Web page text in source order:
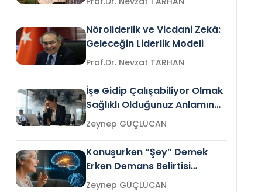
Nöroliderlik ve Vicdani Zekâ:
Geleceğin Liderlik Modeli
Prof.Dr. Nevzat TARHAN
İşe Gidip Çalışabiliyor Olmak
Sağlıklı Olduğunuz Anlamına
Gelir mi?Zeynep GÜÇLÜCAN
Konuşurken “Şey” Demek
Erken Demans Belirtisi
Olabilir mi?Zeynep GÜÇLÜCAN